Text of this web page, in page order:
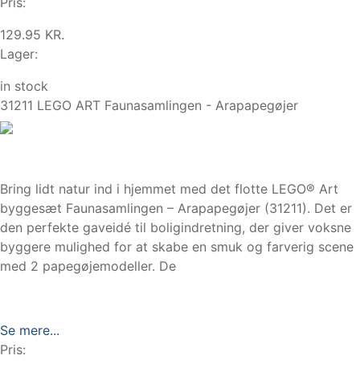
129.95 KR.
Lager:
in stock
31211 LEGO ART Faunasamlingen - Arapapegøjer
Bring lidt natur ind i hjemmet med det flotte LEGO® Art
byggesæt Faunasamlingen – Arapapegøjer (31211). Det er
den perfekte gaveidé til boligindretning, der giver voksne
byggere mulighed for at skabe en smuk og farverig scene
med 2 papegøjemodeller. De
Se mere...
Pris: